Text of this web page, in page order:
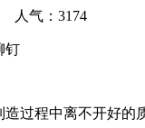
气： 3174
钉
造过程中离不开好的